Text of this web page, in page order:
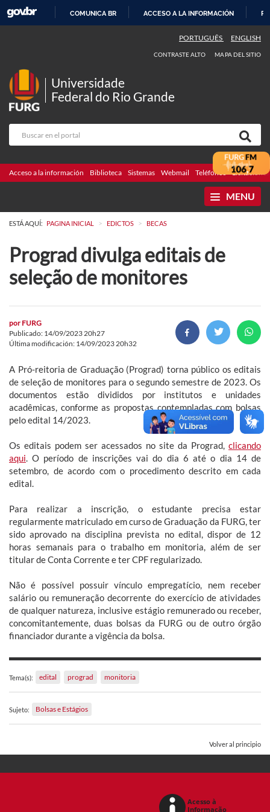
CONTENIDO
COMUNICA BR ACCESO A LA INFORMACIÓN
PORTUGUÊS ENGLISH
CONTRASTE ALTO MAPA DEL SITIO
Universidade
Federal do Rio Grande
Acceso a la información Biblioteca Sistemas Webmail Teléfonos Licitaciones
MENU
ESTÁ AQUÍ: PAGINA INICIAL > EDICTOS > BECAS
Prograd divulga editais de
seleção de monitores
por FURG
Publicado: 14/09/2023 20h27
Última modificación: 14/09/2023 20h32
A Pró-reitoria de Graduação (Prograd) torna público os editais
de seleção de monitores para o segundo semestre de 2023. Os
documentos estão divididos por institutos e unidades
acadêmicas, conforme as propostas contempladas com bolsas
pelo edital 14/2023.
Os editais podem ser acessados no site da Prograd, clicando
aqui . O período de inscrições vai do dia 6 até o dia 14 de
setembro, de acordo com o procedimento descrito em cada
edital.
Para realizar a inscrição, o estudante precisa estar
regularmente matriculado em curso de Graduação da FURG, ter
sido aprovado na disciplina prevista no edital, dispor de 12
horas semanais para o trabalho em monitoria, além de ser
titular de Conta Corrente e ter CPF regularizado.
Não é possível possuir vínculo empregatício, nem receber
salário ou remuneração decorrente do exercício de atividades
de qualquer natureza, inclusive estágio remunerado ou receber,
concomitantemente, duas bolsas da FURG ou de outro órgão
financiador durante a vigência da bolsa.
Tema(s): edital prograd monitoria
Sujeto: Bolsas e Estágios
Volver al principio